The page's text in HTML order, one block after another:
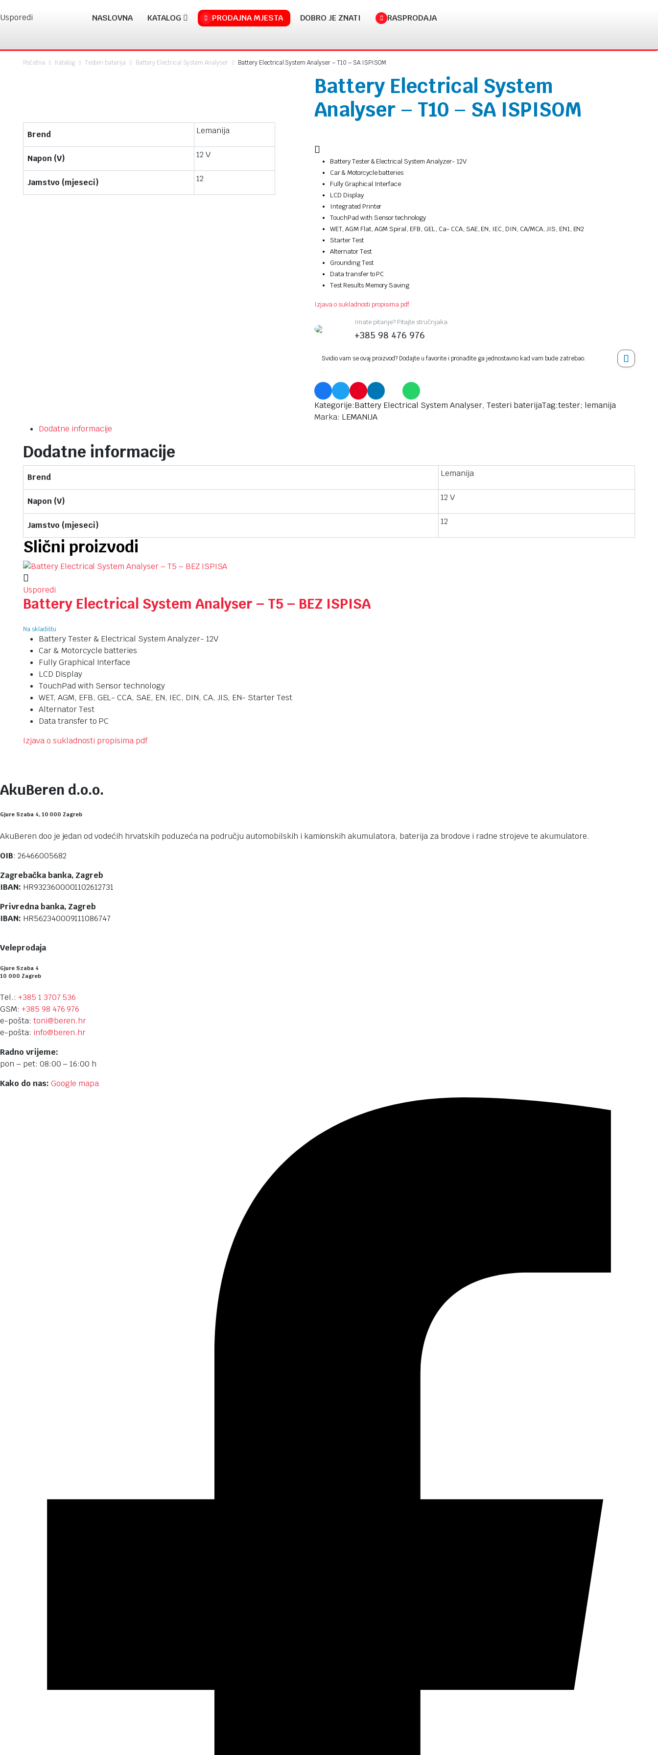
NASLOVNA KATALOG PRODAJNA MJESTA DOBRO JE ZNATI RASPRODAJA
Početna Katalog Testeri baterija Battery Electrical System Analyser Battery Electrical System Analyser – T10 – SA ISPISOM
Brend
Lemanija
Napon (V) 12 V
Jamstvo (mjeseci) 12
Battery Electrical System
Analyser – T10 – SA ISPISOM
Battery Tester & Electrical System Analyzer- 12V
Car & Motorcycle batteries
Fully Graphical Interface
LCD Display
Integrated Printer
TouchPad with Sensor technology
WET, AGM Flat, AGM Spiral, EFB, GEL, Ca- CCA, SAE, EN, IEC, DIN, CA/MCA, JIS, EN1, EN2
Starter Test
Alternator Test
Grounding Test
Data transfer to PC
Test Results Memory Saving
Izjava o sukladnosti propisima pdf
Imate pitanje? Pitajte stručnjaka
+385 98 476 976
Svidio vam se ovaj proizvod? Dodajte u favorite i pronađite ga jednostavno kad vam bude zatrebao.
Kategorije:Battery Electrical System Analyser, Testeri baterijaTag:tester; lemanija
Marka: LEMANIJA
Dodatne informacije
Dodatne informacije
Brend Lemanija
Napon (V) 12 V
Jamstvo (mjeseci) 12
Slični proizvodi
Usporedi
Battery Electrical System Analyser – T5 – BEZ ISPISA
Na skladištu
Battery Tester & Electrical System Analyzer- 12V
Car & Motorcycle batteries
Fully Graphical Interface
LCD Display
TouchPad with Sensor technology
WET, AGM, EFB, GEL- CCA, SAE, EN, IEC, DIN, CA, JIS, EN- Starter Test
Alternator Test
Data transfer to PC
Izjava o sukladnosti propisima pdf
AkuBeren d.o.o.
Gjure Szaba 4, 10 000 Zagreb
AkuBeren doo je jedan od vodećih hrvatskih poduzeća na području automobilskih i kamionskih akumulatora, baterija za brodove i radne strojeve te akumulatore.
OIB: 26466005682
Zagrebačka banka, Zagreb
IBAN: HR9323600001102612731
Privredna banka, Zagreb
IBAN: HR562340009111086747
Veleprodaja
Gjure Szaba 4
10 000 Zagreb
Tel.: +385 1 3707 536
GSM: +385 98 476 976
e-pošta: toni@beren.hr
e-pošta: info@beren.hr
Radno vrijeme:
pon – pet: 08:00 – 16:00 h
Kako do nas: Google mapa
Usporedi